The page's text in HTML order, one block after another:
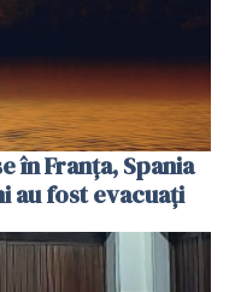
în Franța, Spania
au fost evacuați